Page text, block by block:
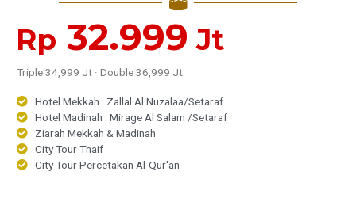
Rp 32.999 Jt
Triple 34,999 Jt · Double 36,999 Jt
Hotel Mekkah : Zallal Al Nuzalaa/Setaraf
Hotel Madinah : Mirage Al Salam /Setaraf
Ziarah Mekkah & Madinah
City Tour Thaif
City Tour Percetakan Al-Qur'an